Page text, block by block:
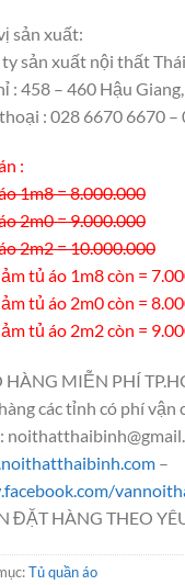
sản xuất:
sản xuất nội thất
: 458 – 460 Hậu
: 028 6670 6670 –
:
1m8 = 8.000.000
2m0 = 9.000.000
2m2 = 10.000.000
tủ áo 1m8 còn =
tủ áo 2m0 còn =
tủ áo 2m2 còn =
HÀNG MIỄN PHÍ
các tỉnh có phí vận
–
ĐẶT HÀNG THEO
Tủ quần áo